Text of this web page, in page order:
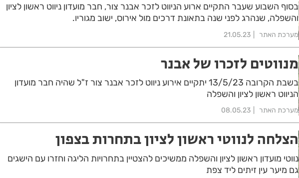
בסוף השבוע שעבר התקיים ארוע הניווט לזכר אבנר צור, חבר מועדון ניווט ראשון לציון
והשפלה, שנהרג לפני שנה בתאונת דרכים מול אירוס, ישוב מגוריו.
מערכת האתר 21.05.23
מנווטים לזכרו של אבנר
בשבת הקרובה 13/5/23 יתקיים אירוע ניווט לזכר אבנר צור ז"ל שהיה חבר מועדון
הניווט ראשון לציון והשפלה
מערכת האתר 08.05.23
הצלחה לנווטי ראשון לציון בתחרות בצפון
נווטי מועדון ראשון לציון והשפלה ממשיכים להצטיין בתחרויות הליגה וחזרו עם הישגים
גם מיער עין זיתים ליד צפת